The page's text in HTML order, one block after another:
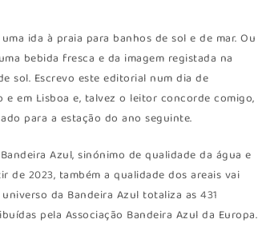
ida à praia para banhos de sol e de mar. Ou
bebida fresca e da imagem registada na
sol. Escrevo este editorial num dia de
em Lisboa e, talvez o leitor concorde comigo,
para a estação do ano seguinte.
Azul, sinónimo de qualidade da água e
de 2023, também a qualidade dos areais vai
da Bandeira Azul totaliza as 431
pela Associação Bandeira Azul da Europa.